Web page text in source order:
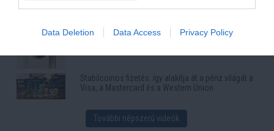
Data Deletion Data Access Privacy Policy
HONOR okostelefon-kamera vs mindennapi
Stabilcoinos fizetés: így alakítja át a pénz világát a
Visa, a Mastercard és a Western Union
További népszerű videók